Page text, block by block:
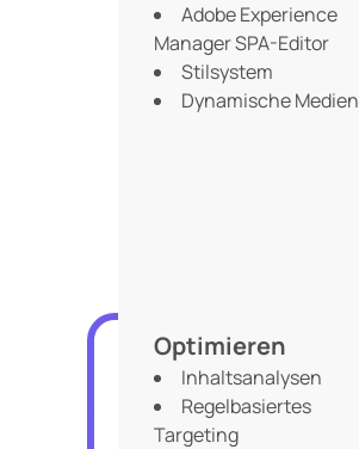
Adobe Experience
Manager SPA-Editor
Stilsystem
Dynamische Medien
Optimieren
Inhaltsanalysen
Regelbasiertes
Targeting